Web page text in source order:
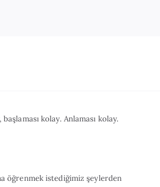
kolay. Anlaması kolay.
öğrenmek istediğimiz şeylerden